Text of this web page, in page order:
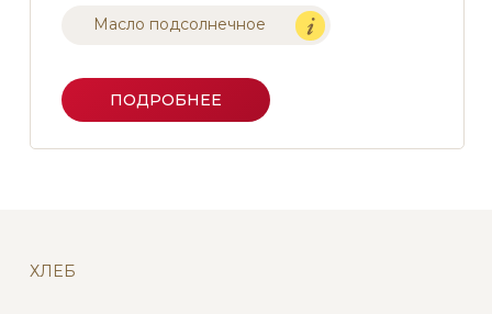
Масло подсолнечное
ПОДРОБНЕЕ
ХЛЕБ